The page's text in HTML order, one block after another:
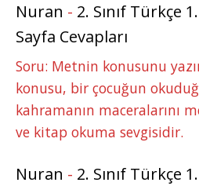
Nuran - 2. Sınıf Türkçe
Sayfa Cevapları
Soru: Metnin konusunu
konusu, bir çocuğun
kahramanın maceralarını
ve kitap okuma sevgisidir.
Nuran - 2. Sınıf Türkçe